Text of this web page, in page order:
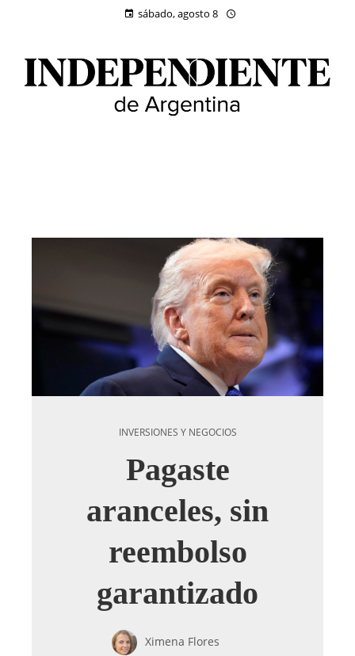
sábado, agosto 8
INVERSIONES Y NEGOCIOS
Pagaste
aranceles, sin
reembolso
garantizado
Ximena Flores